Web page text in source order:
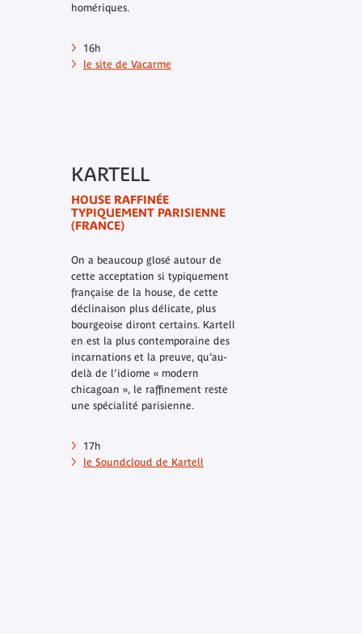
homériques.
16h
le site de Vacarme
KARTELL
HOUSE RAFFINÉE
TYPIQUEMENT PARISIENNE
(FRANCE)
On a beaucoup glosé autour de
cette acceptation si typiquement
française de la house, de cette
déclinaison plus délicate, plus
bourgeoise diront certains. Kartell
en est la plus contemporaine des
incarnations et la preuve, qu’au-
delà de l’idiome « modern
chicagoan », le raffinement reste
une spécialité parisienne.
17h
le Soundcloud de Kartell